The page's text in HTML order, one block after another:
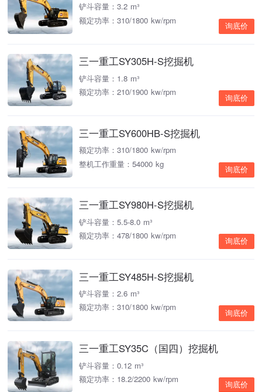
铲斗容量：3.2 m³
额定功率：310/1800 kw/rpm
询底价
三一重工SY305H-S挖掘机
铲斗容量：1.8 m³
额定功率：210/1900 kw/rpm
询底价
三一重工SY600HB-S挖掘机
额定功率：310/1800 kw/rpm
整机工作重量：54000 kg
询底价
三一重工SY980H-S挖掘机
铲斗容量：5.5-8.0 m³
额定功率：478/1800 kw/rpm
询底价
三一重工SY485H-S挖掘机
铲斗容量：2.6 m³
额定功率：310/1800 kw/rpm
询底价
三一重工SY35C（国四）挖掘机
铲斗容量：0.12 m³
额定功率：18.2/2200 kw/rpm
询底价